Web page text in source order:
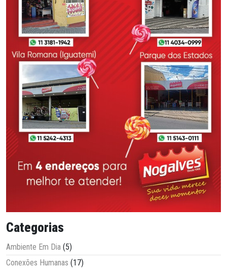
Categorias
Ambiente Em Dia (5)
Conexões Humanas (17)